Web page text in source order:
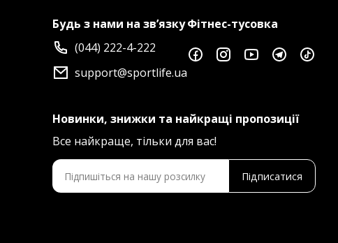
Будь з нами на зв’язку
(044) 222-4-222
support@sportlife.ua
Фітнес-тусовка
Новинки, знижки та найкращі пропозиції
Все найкраще, тільки для вас!
Підписатися